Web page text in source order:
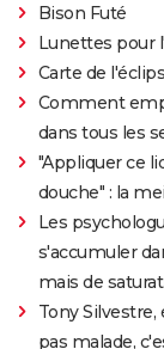
Bison Futé
Lunettes pour
Carte de
Comment
dans tous les
"Appliquer ce
douche" : la
Les
s'accumuler
mais de
Tony
pas malade,